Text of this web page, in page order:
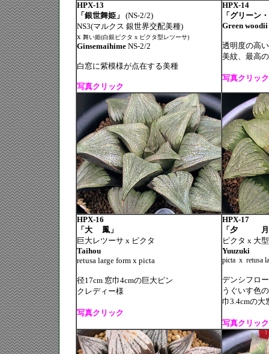
HPX-13
「銀世舞姫」
(NS-2/2)
NS3(マルクス 銀世界交配美種)
x 舞い姫(白銀ピクタ x ピクタ型レツーサ)
Ginsemaihime NS-2/2
白窓に紫模様が点在する美種
写真クリック
HPX-14
「グリーン
Green woodii
透明度の高
美紋、最高
写真クリック
HPX-16
「大 鳳」
巨大レツーサ x ピクタ
Taihou
retusa large form x picta
径17cm 窓巾4cmの巨大ピン
クレディー様
写真クリック
HPX-17
「夕
ピクタ x 大
Yuuzuki
picta x retusa
デンシフロ
うぐいす色
巾3.4cmの大
写真クリック